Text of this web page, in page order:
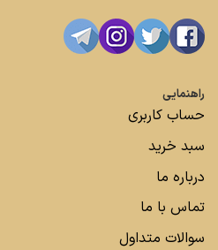
راهنمایی
حساب کاربری
سبد خرید
درباره ما
تماس با ما
سوالات متداول